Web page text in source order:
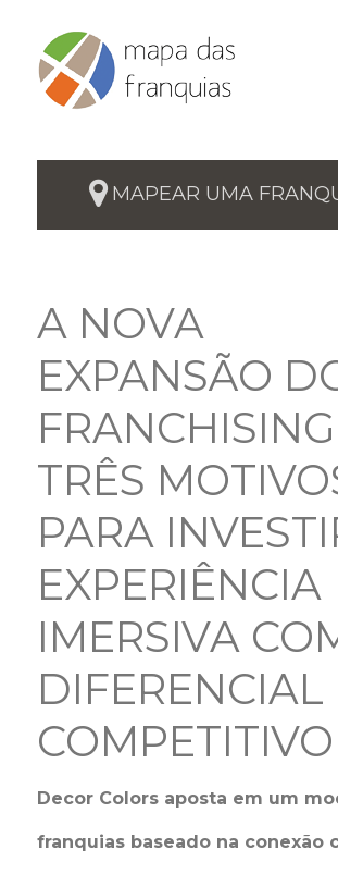
MAPEAR UMA
A NOVA
EXPANSÃO
TRÊS
PARA
EXPERIÊNCIA
IMERSIVA
DIFERENCIAL
COMPETITIVO
Decor Colors aposta em um
franquias baseado na conexão